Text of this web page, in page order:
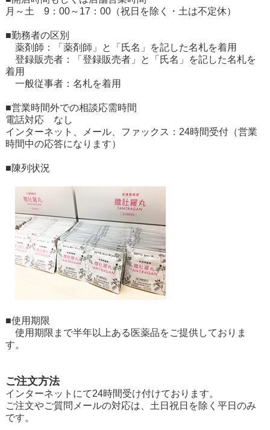
月～土 9：00～17：00（祝日を除く・土は不定休）
■勤務者の区別
薬剤師：「薬剤師」と「氏名」を記した名札を着用
登録販売者：「登録販売者」と「氏名」を記した名札を
着用
一般従事者：名札を着用
■営業時間外での相談応需時間
電話対応 なし
インターネット、メール、ファックス：24時間受付（営業
時間中の応答になります）
■陳列状況
■使用期限
使用期限まで半年以上ある医薬品をご提供しておりま
す。
ご注文方法
インターネットにて24時間受け付けております。
ご注文やご質問メールの対応は、土日祝日を除く平日のみ
です。